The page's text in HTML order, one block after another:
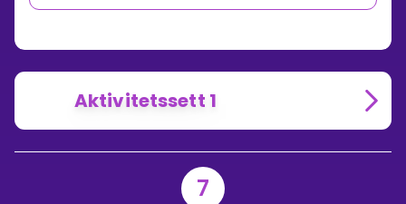
Aktivitetssett 1
7